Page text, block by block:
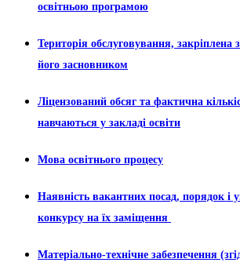
освітньою програмою
Територія обслуговування, закріплена
його засновником
Ліцензований обсяг та фактична
навчаються у закладі освіти
Мова освітнього процесу
Наявність вакантних посад, порядок і
конкурсу на їх заміщення
Матеріально-технічне забезпечення